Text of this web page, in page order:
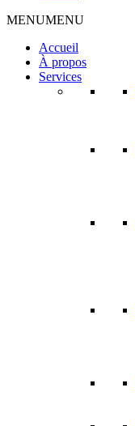
MENUMENU
Accueil
À propos
Services